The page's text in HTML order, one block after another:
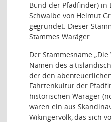
Bund der Pfadfinder) in
Schwalbe von Helmut
gegründet. Dieser
Stammes Waräger.
Der Stammesname
Namen des
der den
Fahrtenkultur der
historischen Waräger
waren ein aus
Wikingervolk, das sich